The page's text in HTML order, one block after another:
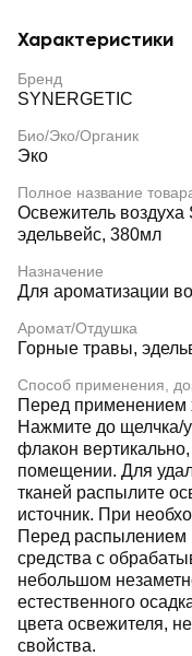
Характеристики
Бренд
SYNERGETIC
Био/Эко/Органик
Эко
Полное название
Освежитель
эдельвейс, 380мл
Назначение
Для ароматизации
Аромат/Отдушка
Горные травы,
Способ применения,
Перед применением
Нажмите до щелчка/
флакон
помещении. Для
тканей распылите
источник. При
Перед распылением
средства с
небольшом
естественного
цвета освежителя,
свойства.